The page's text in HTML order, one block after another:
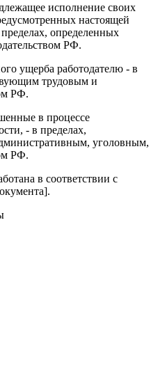
исполнение своих
настоящей
определенных
РФ.
ущерба работодателю - в
трудовым и
РФ.
в процессе
- в пределах,
уголовным,
РФ.
в соответствии с